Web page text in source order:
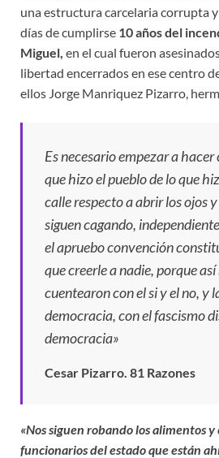
una estructura carcelaria corrupta y
días de cumplirse 10 años del
Miguel, en el cual fueron
libertad encerrados en ese centro
ellos Jorge Manriquez Pizarro,
Es necesario empezar a
que hizo el pueblo de lo que
calle respecto a abrir los ojos
siguen cagando,
el apruebo convención
que creerle a nadie, porque
cuentearon con el si y el no, y
democracia, con el fascismo
democracia»
Cesar Pizarro 81 Razones
«Nos siguen robando los alimentos y
funcionarios del estado que están